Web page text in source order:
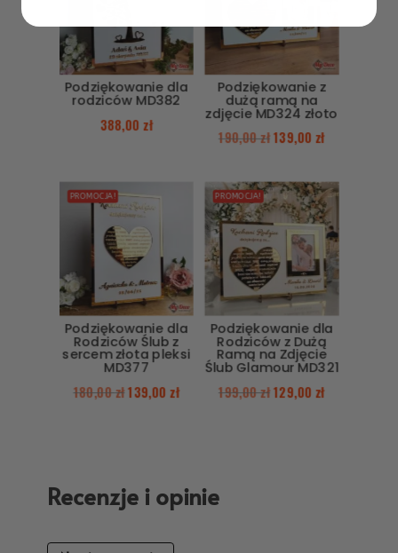
Podziękowanie dla
rodziców MD382
388,00zł
Podziękowanie z
dużą ramą na
zdjęcie MD324 złoto
190,00zł139,00 zł
PROMOCJA!
Podziękowanie dla
Rodziców Ślub z
sercem złota pleksi
MD377
180,00zł139,00 zł
PROMOCJA!
Podziękowanie dla
Rodziców z Dużą
Ramą na Zdjęcie
Ślub Glamour MD321
199,00zł129,00 zł
Recenzje i opinie